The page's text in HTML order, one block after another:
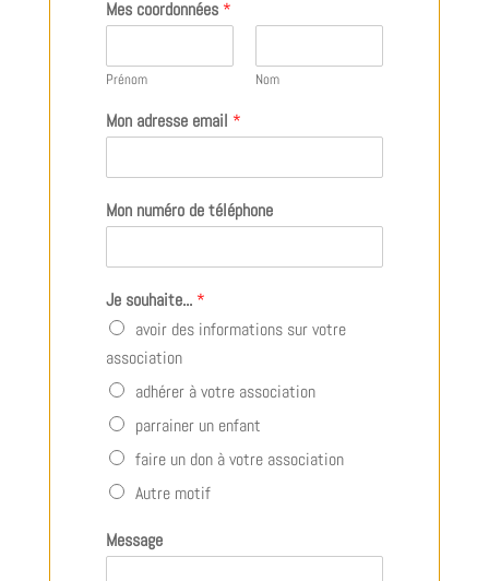
Mes coordonnées *
Prénom Nom
Mon adresse email *
Mon numéro de téléphone
Je souhaite... *
avoir des informations sur votre
association
adhérer à votre association
parrainer un enfant
faire un don à votre association
Autre motif
Message